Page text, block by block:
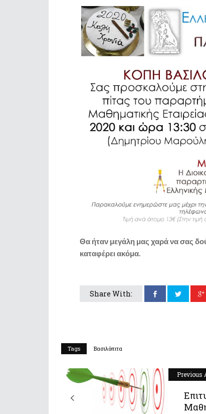
Θα ήταν μεγάλη μας χαρά να σας
καταφέρει ακόμα.
Share With:
Tags Βασιλόπιτα
Previous